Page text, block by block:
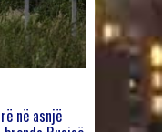
në asnjë